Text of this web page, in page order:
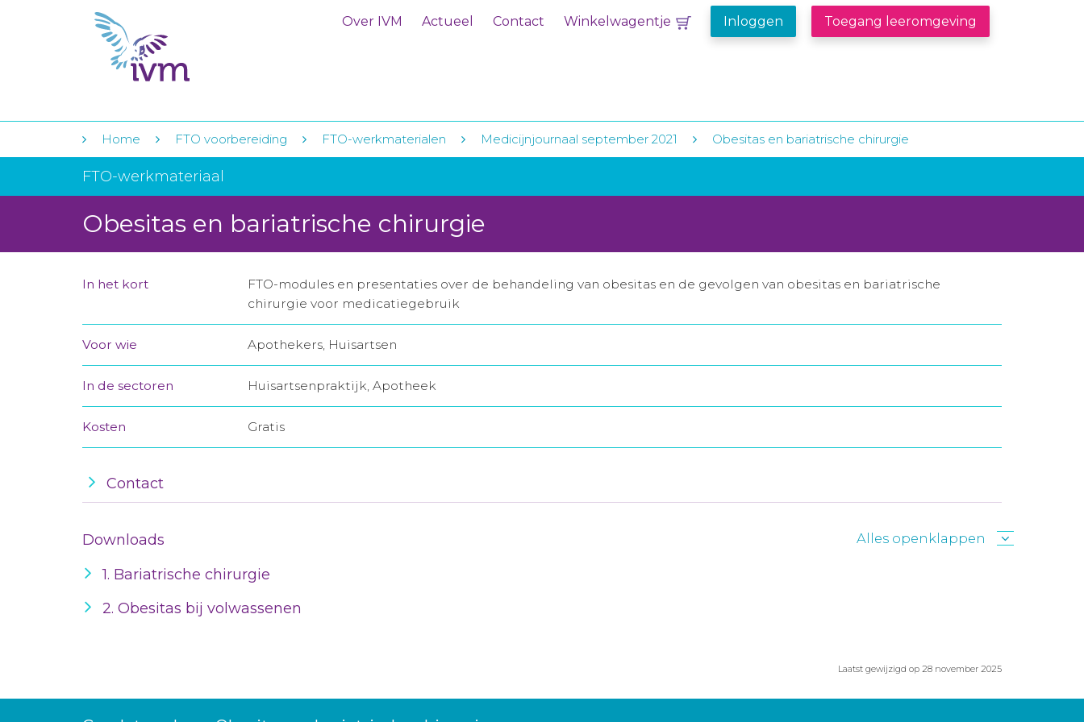
Over IVM Actueel Contact Winkelwagentje Inloggen Toegang leeromgeving
Home FTO voorbereiding FTO-werkmaterialen Medicijnjournaal september 2021 Obesitas en bariatrische chirurgie
FTO-werkmateriaal
Obesitas en bariatrische chirurgie
In het kort
FTO-modules en presentaties over de behandeling van obesitas en de gevolgen van obesitas en bariatrische
chirurgie voor medicatiegebruik
Voor wie Apothekers, Huisartsen
In de sectoren Huisartsenpraktijk, Apotheek
Kosten Gratis
Contact
Downloads Alles openklappen
1. Bariatrische chirurgie
2. Obesitas bij volwassenen
Laatst gewijzigd op 28 november 2025